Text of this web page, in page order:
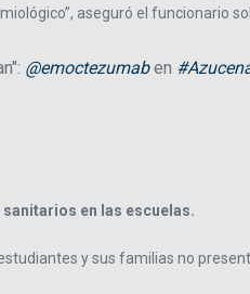
aseguró el funcionario
@emoctezumaben
en las escuelas.
y sus familias no